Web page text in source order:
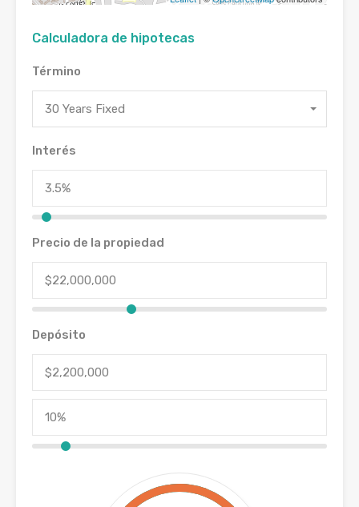
Calculadora de hipotecas
Término
30 Years Fixed
Interés
Precio de la propiedad
Depósito